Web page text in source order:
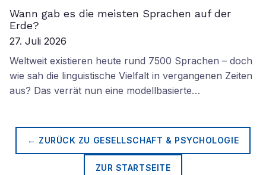
Wann gab es die meisten Sprachen auf der
Erde?
27. Juli 2026
Weltweit existieren heute rund 7500 Sprachen – doch
wie sah die linguistische Vielfalt in vergangenen Zeiten
aus? Das verrät nun eine modellbasierte…
← ZURÜCK ZU GESELLSCHAFT & PSYCHOLOGIE
ZUR STARTSEITE